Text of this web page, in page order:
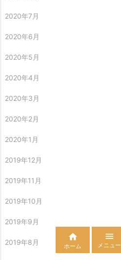
2020年7月
2020年6月
2020年5月
2020年4月
2020年3月
2020年2月
2020年1月
2019年12月
2019年11月
2019年10月
2019年9月
2019年8月 
ホーム

メニュー